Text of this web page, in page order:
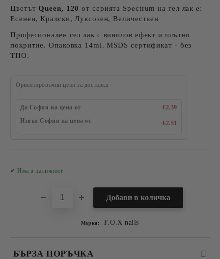
Цветът Queen, 120 от серията Spectrum на гел лак е:
Есенен, Кралски, Луксозен, Величествен
Професионален гел лак с винилов ефект и плътно
покритие. Опаковка 14ml. MSDS сертификат - без
ТПО.
Ориентировъчни цени за доставка
До София на цена от
€2.39
Извън София на цена от
€2.51
✔ Има в наличност
Марка: F.O.X nails
БЪРЗА ПОРЪЧКА